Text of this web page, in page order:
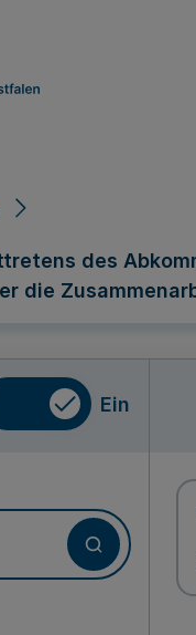
des
die
Ein